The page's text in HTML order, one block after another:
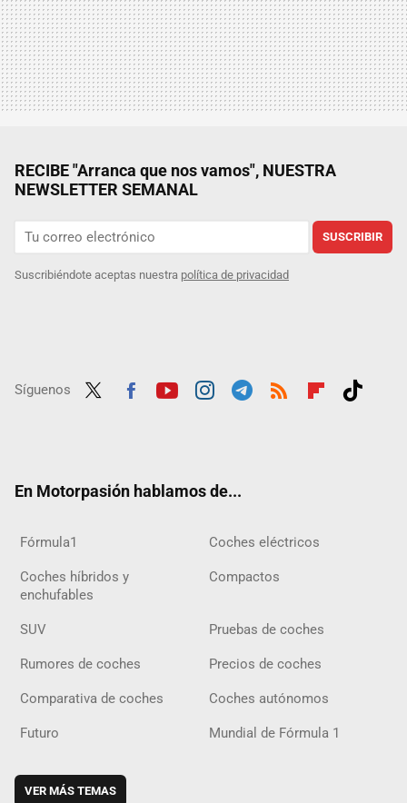
RECIBE "Arranca que nos vamos", NUESTRA
NEWSLETTER SEMANAL
SUSCRIBIR
Suscribiéndote aceptas nuestra política de privacidad
Síguenos
En Motorpasión hablamos de...
Fórmula1 Coches eléctricos
Coches híbridos y
enchufables
Compactos
SUV Pruebas de coches
Rumores de coches Precios de coches
Comparativa de coches Coches autónomos
Futuro Mundial de Fórmula 1
VER MÁS TEMAS